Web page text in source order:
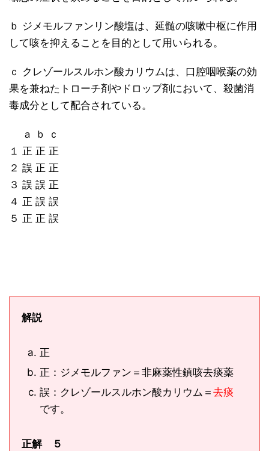
ｂ ジメモルファンリン酸塩は、延髄の咳嗽中枢に作用
して咳を抑えることを目的として用いられる。
ｃ クレゾールスルホン酸カリウムは、口腔咽喉薬の効
果を兼ねたトローチ剤やドロップ剤において、殺菌消
毒成分として配合されている。
ａ ｂ ｃ
１ 正 正 正
２ 誤 正 正
３ 誤 誤 正
４ 正 誤 誤
５ 正 正 誤
解説
正
正：ジメモルファン＝非麻薬性鎮咳去痰薬
誤：クレゾールスルホン酸カリウム＝ 去痰
です。
正解 ５